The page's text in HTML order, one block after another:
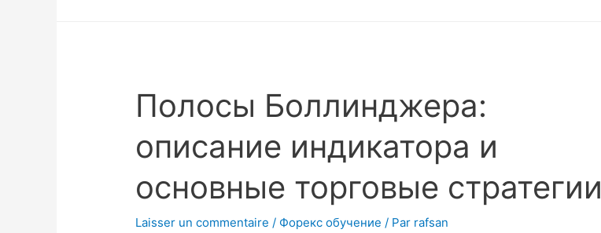
Полосы Боллинджера:
описание индикатора и
основные торговые стратегии
Laisser un commentaire / Форекс обучение / Par rafsan